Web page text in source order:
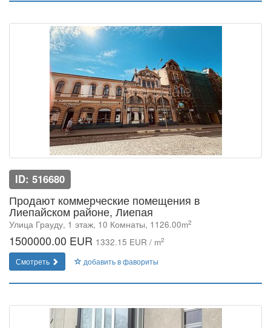
ID: 516680
Продают коммерческие помещения в
Лиепайском районе, Лиепая
Улица Грауду, 1 этаж, 10 Комнаты, 1126.00m2
1500000.00 EUR 1332.15 EUR / m2
Смотреть добавить в фавориты